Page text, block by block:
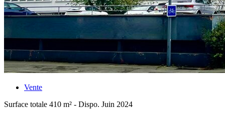
Vente
Surface totale 410 m² - Dispo. Juin 2024